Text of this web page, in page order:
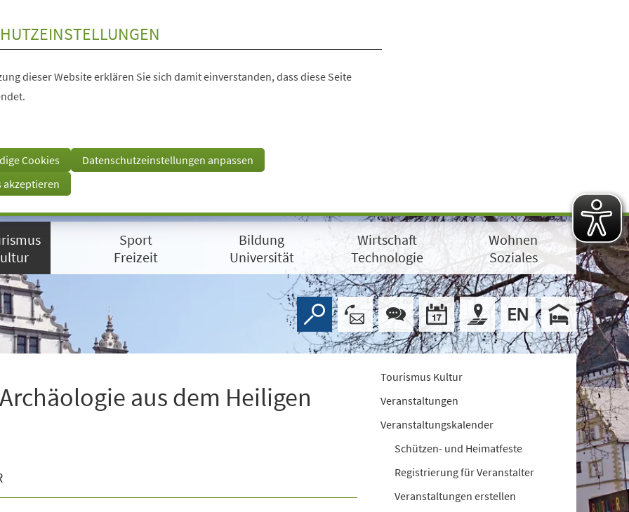
dieser Website erklären Sie sich damit einverstanden, dass diese Seite
Cookies
Datenschutzeinstellungen anpassen
akzeptieren
Sport
Freizeit
Bildung
Universität
Wirtschaft
Technologie
Wohnen
Soziales
aus dem Heiligen
Tourismus Kultur
Veranstaltungen
Veranstaltungskalender
Schützen- und Heimatfeste
Registrierung für Veranstalter
Veranstaltungen erstellen